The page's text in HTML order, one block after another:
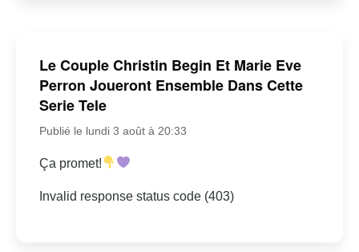
Le Couple Christin Begin Et Marie Eve
Perron Joueront Ensemble Dans Cette
Serie Tele
Publié le lundi 3 août à 20:33
Ça promet!
Invalid response status code (403)